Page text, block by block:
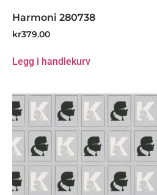
Harmoni 280738
kr379.00
Legg i handlekurv